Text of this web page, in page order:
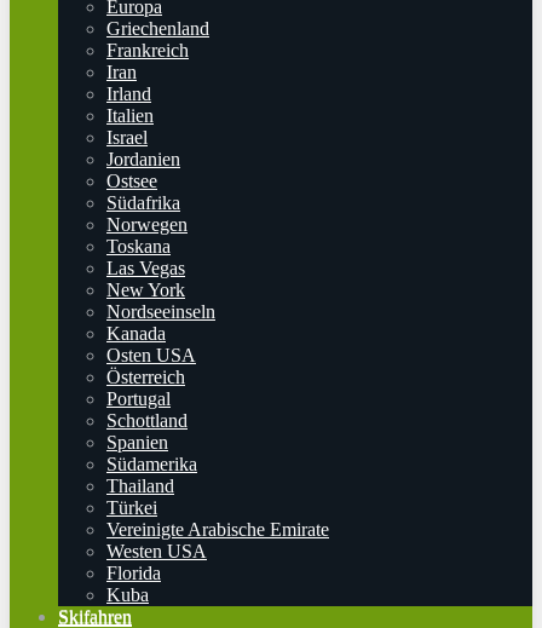
Europa
Griechenland
Frankreich
Iran
Irland
Italien
Israel
Jordanien
Ostsee
Südafrika
Norwegen
Toskana
Las Vegas
New York
Nordseeinseln
Kanada
Osten USA
Österreich
Portugal
Schottland
Spanien
Südamerika
Thailand
Türkei
Vereinigte Arabische Emirate
Westen USA
Florida
Kuba
Skifahren